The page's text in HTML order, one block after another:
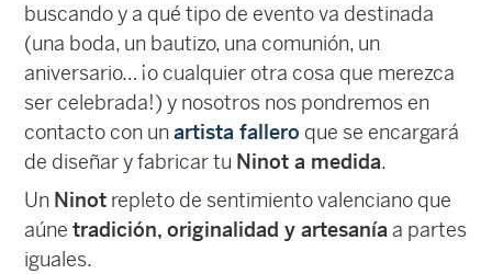
buscando y a qué tipo de evento va destinada
(una boda, un bautizo, una comunión, un
aniversario… ¡o cualquier otra cosa que merezca
ser celebrada!) y nosotros nos pondremos en
contacto con unartista fallero que se encargará
de diseñar y fabricar tu Ninot a medida.
Un Ninot repleto de sentimiento valenciano que
aúne tradición, originalidad y artesanía a partes
iguales.